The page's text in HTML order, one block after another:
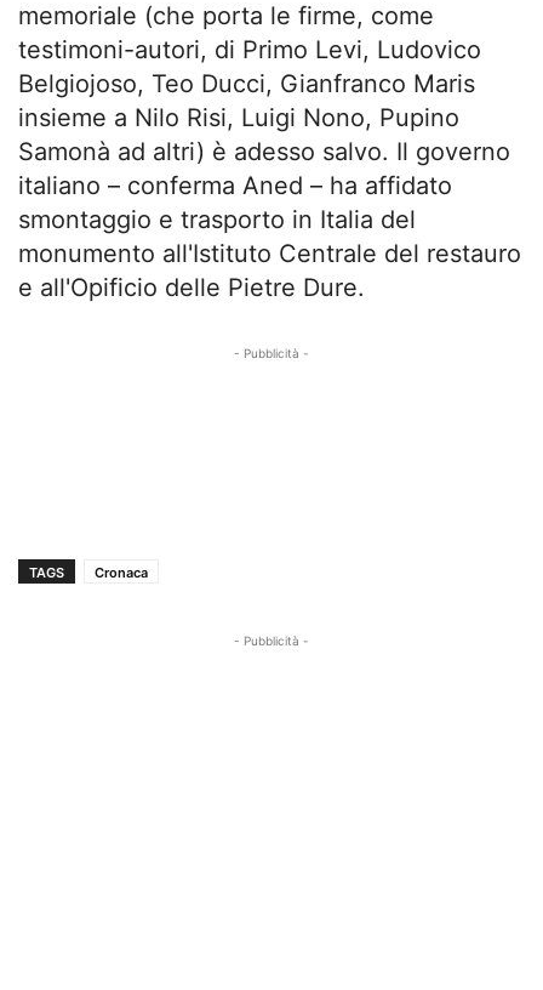
memoriale (che porta le firme, come
testimoni-autori, di Primo Levi, Ludovico
Belgiojoso, Teo Ducci, Gianfranco Maris
insieme a Nilo Risi, Luigi Nono, Pupino
Samonà ad altri) è adesso salvo. Il governo
italiano – conferma Aned – ha affidato
smontaggio e trasporto in Italia del
monumento all'Istituto Centrale del restauro
e all'Opificio delle Pietre Dure.
- Pubblicità -
TAGS Cronaca
- Pubblicità -